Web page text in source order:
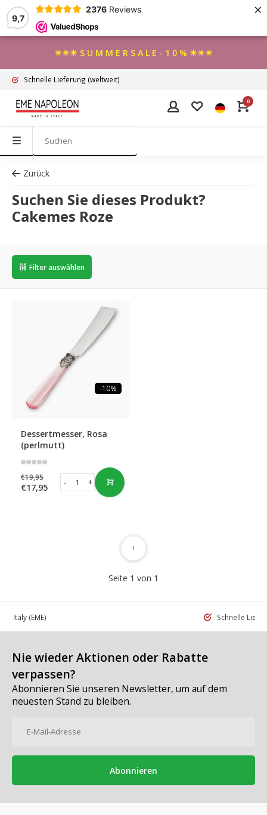
9,7
2376 Reviews ×
☀☀☀ S U M M E R S A L E - 1 0 % ☀☀☀
Schnelle Lieferung (weltweit)
0
Zurück
Suchen Sie dieses Produkt?
Cakemes Roze
Filter auswählen
-10%
Dessertmesser, Rosa
(perlmutt)
€19,95
€17,95 +
-
Seite 1 von 1
1
in Italy (EME) Schnelle
Nie wieder Aktionen oder Rabatte
verpassen?
Abonnieren Sie unseren Newsletter, um auf dem
neuesten Stand zu bleiben.
Abonnieren